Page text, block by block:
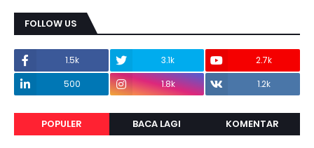
FOLLOW US
1.5k 3.1k
2.7k
500
1.8k 1.2k
POPULER BACA LAGI KOMENTAR